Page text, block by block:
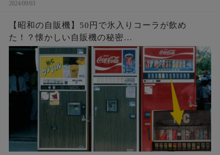
2024/09/03
【昭和の自販機】50円で氷入りコーラが飲め
た！？懐かしい自販機の秘密…